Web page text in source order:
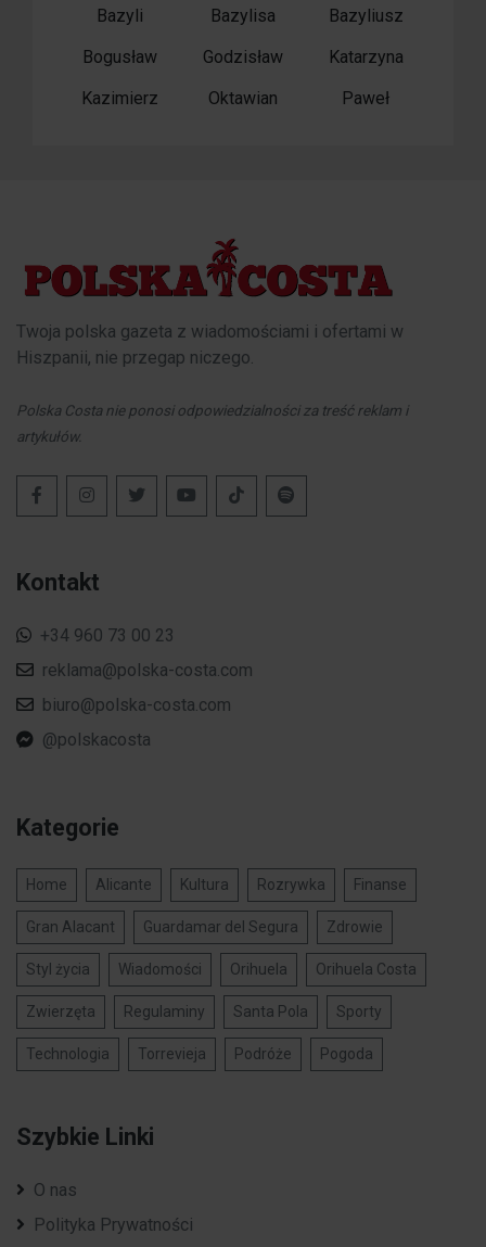
Bazyli
Bazylisa
Bazyliusz
Bogusław
Godzisław
Katarzyna
Kazimierz
Oktawian Paweł
Twoja polska gazeta z wiadomościami i ofertami w
Hiszpanii, nie przegap niczego.
Polska Costa nie ponosi odpowiedzialności za treść reklam i
artykułów.
Kontakt
+34 960 73 00 23
reklama@polska-costa.com
biuro@polska-costa.com
@polskacosta
Kategorie
Home Alicante Kultura Rozrywka Finanse
Gran Alacant Guardamar del Segura Zdrowie
Styl życia Wiadomości Orihuela Orihuela Costa
Zwierzęta Regulaminy Santa Pola Sporty
Technologia Torrevieja Podróże Pogoda
Szybkie Linki
O nas
Polityka Prywatności